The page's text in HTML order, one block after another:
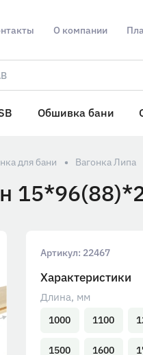
О компании
Обшивка бани
для бани Вагонка Липа
Артикул: 22467
Характеристики
Длина, мм
1000 1100
1500 1600